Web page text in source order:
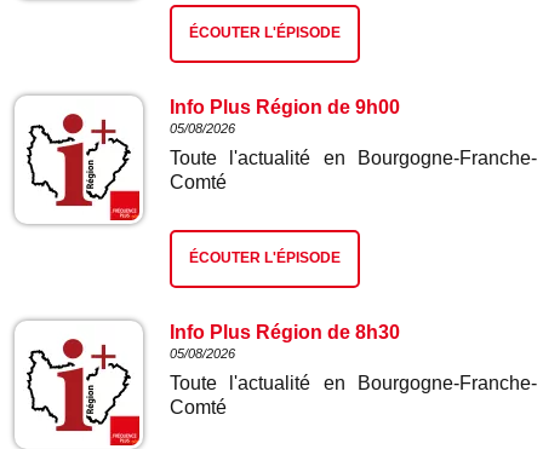
ÉCOUTER L'ÉPISODE
Info Plus Région de 9h00
05/08/2026
Toute l'actualité en Bourgogne-Franche-
Comté
ÉCOUTER L'ÉPISODE
Info Plus Région de 8h30
05/08/2026
Toute l'actualité en Bourgogne-Franche-
Comté